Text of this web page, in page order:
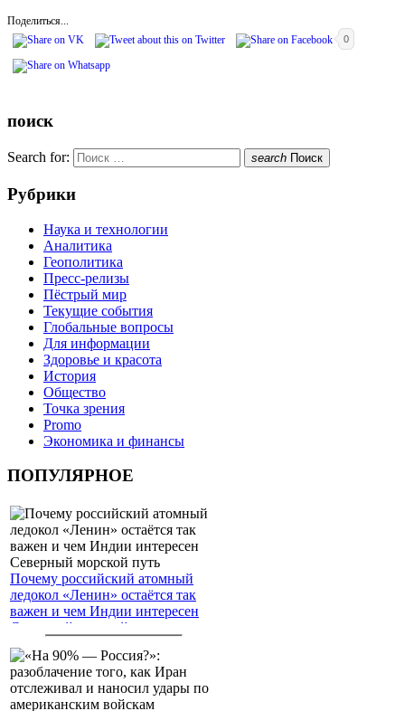
Поделиться...
0
поиск
Search for: search Поиск
Рубрики
Наука и технологии
Аналитика
Геополитика
Пресс-релизы
Пёстрый мир
Текущие события
Глобальные вопросы
Для информации
Здоровье и красота
История
Общество
Точка зрения
Promo
Экономика и финансы
ПОПУЛЯРНОЕ
Почему российский атомный
ледокол «Ленин» остаётся так
важен и чем Индии интересен
Северный морской путь